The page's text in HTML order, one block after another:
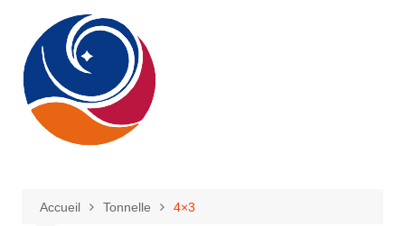
contenu
Accueil Tonnelle 4×3